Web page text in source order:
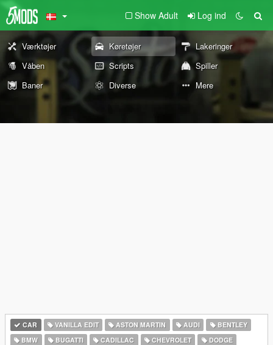
Show Adult Log ind
Værktøjer Køretøjer
Lakeringer
Våben
Scripts
Spiller
Baner
Diverse Mere
CAR VANILLA EDIT ASTON MARTIN AUDI
BENTLEY
BMW
BUGATTI CADILLAC CHEVROLET
DODGE